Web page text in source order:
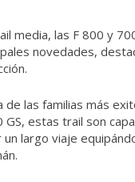
media, las F 800 y
novedades,
de las familias más
estas trail son
largo viaje